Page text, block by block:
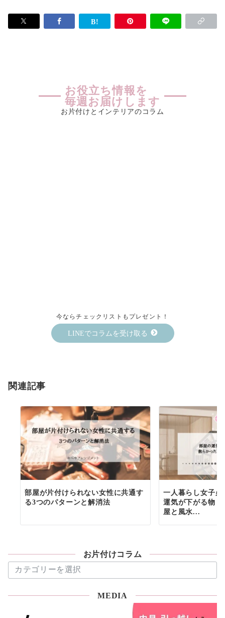
お役立ち情報を
毎週お届けします
お片付けとインテリアのコラム
今ならチェックリストもプレゼント！
LINEでコラムを受け取る
関連記事
部屋が片付けられない女性に共通す
る3つのパターンと解消法
一人暮らし女子
運気が下がる物
屋と風水...
お片付けコラム
片
MEDIA